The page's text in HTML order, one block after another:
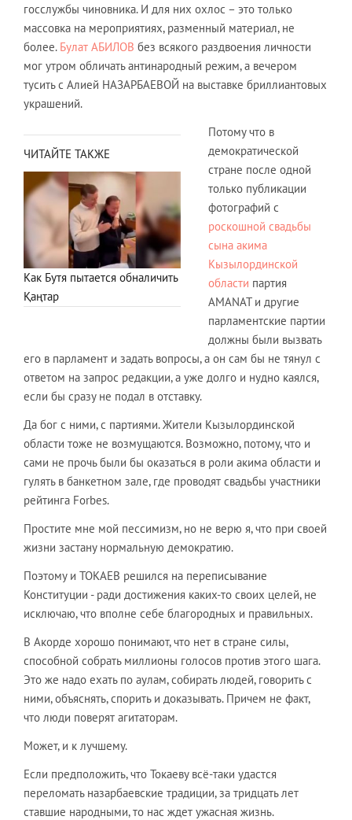
госслужбы чиновника. И для них охлос – это только
массовка на мероприятиях, разменный материал, не
более. Булат АБИЛОВ без всякого раздвоения личности
мог утром обличать антинародный режим, а вечером
тусить с Алией НАЗАРБАЕВОЙ на выставке бриллиантовых
украшений.
ЧИТАЙТЕ ТАКЖЕ
Как Бутя пытается обналичить
Қаңтар
Потому что в
демократической
стране после одной
только публикации
фотографий с
роскошной свадьбы
сына акима
Кызылординской
области партия
AMANAT и другие
парламентские партии
должны были вызвать
его в парламент и задать вопросы, а он сам бы не тянул с
ответом на запрос редакции, а уже долго и нудно каялся,
если бы сразу не подал в отставку.
Да бог с ними, с партиями. Жители Кызылординской
области тоже не возмущаются. Возможно, потому, что и
сами не прочь были бы оказаться в роли акима области и
гулять в банкетном зале, где проводят свадьбы участники
рейтинга Forbes.
Простите мне мой пессимизм, но не верю я, что при своей
жизни застану нормальную демократию.
Поэтому и ТОКАЕВ решился на переписывание
Конституции - ради достижения каких-то своих целей, не
исключаю, что вполне себе благородных и правильных.
В Акорде хорошо понимают, что нет в стране силы,
способной собрать миллионы голосов против этого шага.
Это же надо ехать по аулам, собирать людей, говорить с
ними, объяснять, спорить и доказывать. Причем не факт,
что люди поверят агитаторам.
Может, и к лучшему.
Если предположить, что Токаеву всё-таки удастся
переломать назарбаевские традиции, за тридцать лет
ставшие народными, то нас ждет ужасная жизнь.